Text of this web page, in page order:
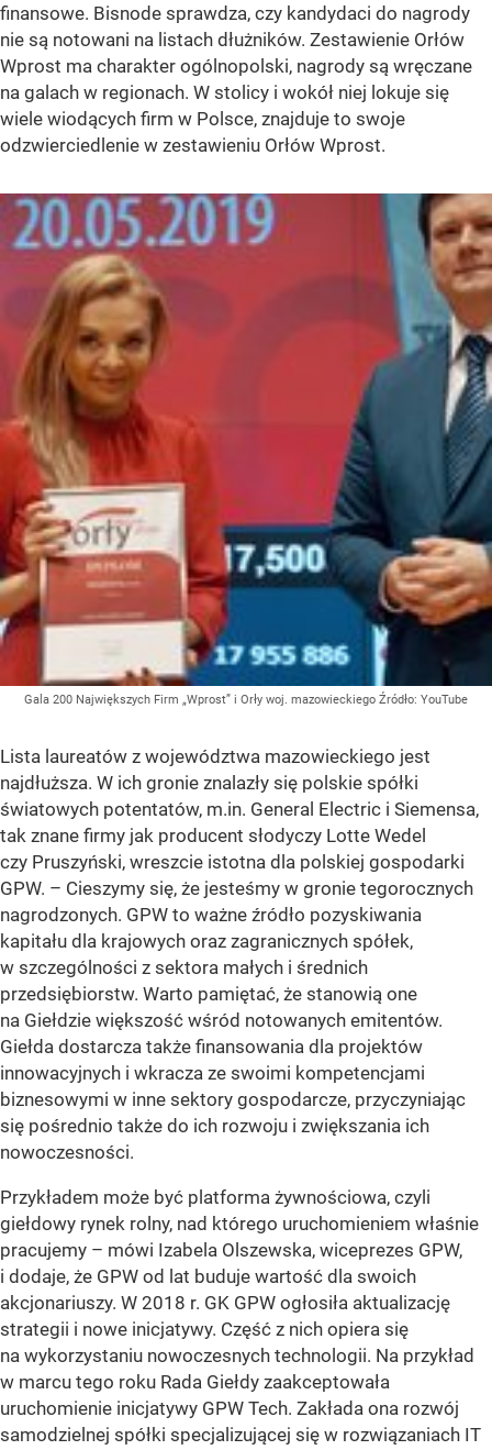
finansowe. Bisnode sprawdza, czy kandydaci do nagrody
nie są notowani na listach dłużników. Zestawienie Orłów
Wprost ma charakter ogólnopolski, nagrody są wręczane
na galach w regionach. W stolicy i wokół niej lokuje się
wiele wiodących firm w Polsce, znajduje to swoje
odzwierciedlenie w zestawieniu Orłów Wprost.
Gala 200 Największych Firm „Wprost” i Orły woj. mazowieckiego Źródło: YouTube
Lista laureatów z województwa mazowieckiego jest
najdłuższa. W ich gronie znalazły się polskie spółki
światowych potentatów, m.in. General Electric i Siemensa,
tak znane firmy jak producent słodyczy Lotte Wedel
czy Pruszyński, wreszcie istotna dla polskiej gospodarki
GPW. – Cieszymy się, że jesteśmy w gronie tegorocznych
nagrodzonych. GPW to ważne źródło pozyskiwania
kapitału dla krajowych oraz zagranicznych spółek,
w szczególności z sektora małych i średnich
przedsiębiorstw. Warto pamiętać, że stanowią one
na Giełdzie większość wśród notowanych emitentów.
Giełda dostarcza także finansowania dla projektów
innowacyjnych i wkracza ze swoimi kompetencjami
biznesowymi w inne sektory gospodarcze, przyczyniając
się pośrednio także do ich rozwoju i zwiększania ich
nowoczesności.
Przykładem może być platforma żywnościowa, czyli
giełdowy rynek rolny, nad którego uruchomieniem właśnie
pracujemy – mówi Izabela Olszewska, wiceprezes GPW,
i dodaje, że GPW od lat buduje wartość dla swoich
akcjonariuszy. W 2018 r. GK GPW ogłosiła aktualizację
strategii i nowe inicjatywy. Część z nich opiera się
na wykorzystaniu nowoczesnych technologii. Na przykład
w marcu tego roku Rada Giełdy zaakceptowała
uruchomienie inicjatywy GPW Tech. Zakłada ona rozwój
samodzielnej spółki specjalizującej się w rozwiązaniach IT